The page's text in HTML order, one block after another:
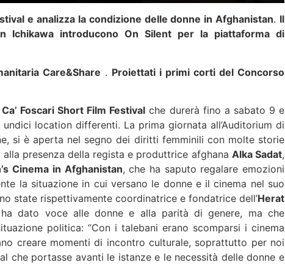
e analizza la condizione delle donne in Afghanistan. Il
Ichikawa introducono On Silent per la piattaforma di
Care&Share . Proiettati i primi corti del Concorso
Ca’ Foscari Short Film Festival che durerà fino a sabato 9 e
location differenti. La prima giornata all’Auditorium di
si è aperta nel segno dei diritti femminili con molte storie
presenza della regista e produttrice afghana Alka Sadat,
Cinema in Afghanistan, che ha saputo regalare emozioni
la situazione in cui versano le donne e il cinema nel suo
state rispettivamente coordinatrice e fondatrice dell’Herat
dato voce alle donne e alla parità di genere, ma che
politica: “Con i talebani erano scomparsi i cinema
creare momenti di incontro culturale, soprattutto per noi
che portasse avanti le istanze e le necessità delle donne e